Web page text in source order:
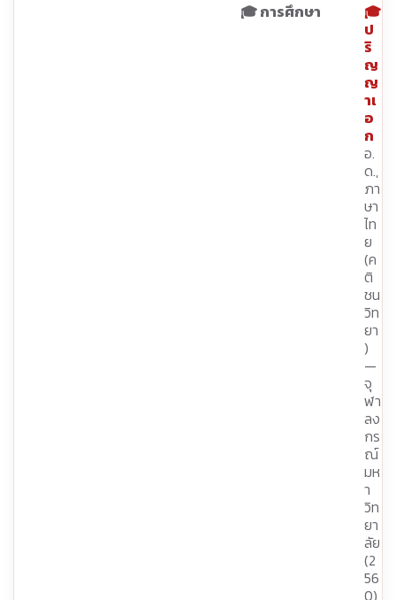
🎓 การศึกษา
🎓
ป
ริ
ญ
ญ
าเ
อ
ก
อ.
ด.,
ภา
ษา
ไท
ย
(ค
ติ
ชน
วิท
ยา
)
—
จุ
ฬา
ลง
กร
ณ์
มห
า
วิท
ยา
ลัย
(2
56
0)